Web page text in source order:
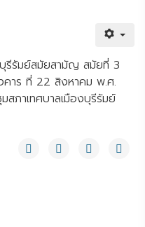
บุรีรัมย์สมัยสามัญ สมัยที่ 3
าร ที่ 22 สิงหาคม พ.ศ.
ภาเทศบาลเมืองบุรีรัมย์